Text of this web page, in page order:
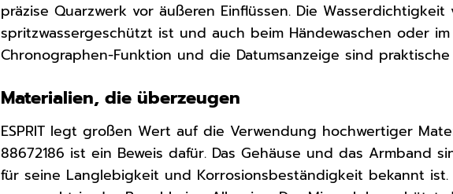
präzise Quarzwerk vor äußeren Einflüssen. Die
spritzwassergeschützt ist und auch beim Händewaschen oder
Chronographen-Funktion und die Datumsanzeige sind
Materialien, die überzeugen
ESPRIT legt großen Wert auf die Verwendung hochwertiger
88672186 ist ein Beweis dafür. Das Gehäuse und das Armband
für seine Langlebigkeit und Korrosionsbeständigkeit bekannt